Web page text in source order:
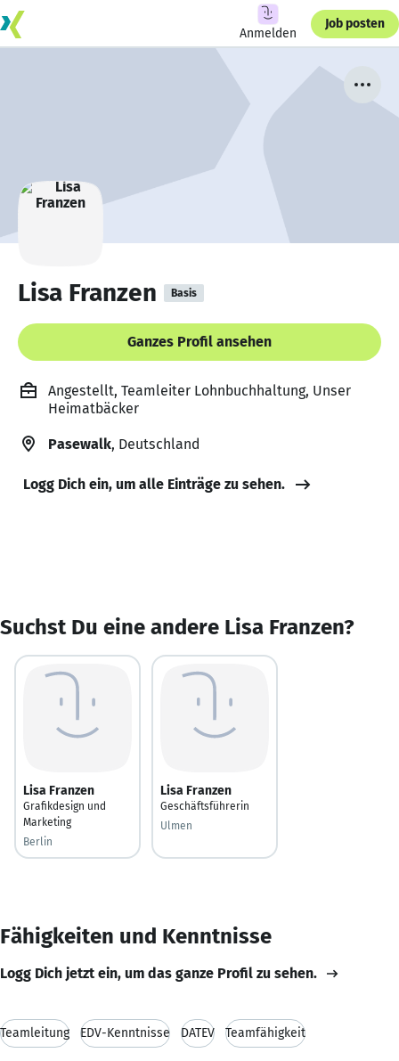
Anmelden
Job posten
Lisa Franzen Basis
Ganzes Profil ansehen
Angestellt, Teamleiter Lohnbuchhaltung, Unser
Heimatbäcker
Pasewalk, Deutschland
Logg Dich ein, um alle Einträge zu sehen.
Suchst Du eine andere Lisa Franzen?
Lisa Franzen
Grafikdesign und
Marketing
Berlin
Lisa Franzen
Geschäftsführerin
Ulmen
Fähigkeiten und Kenntnisse
Logg Dich jetzt ein, um das ganze Profil zu sehen.
Teamleitung EDV-Kenntnisse DATEV Teamfähigkeit